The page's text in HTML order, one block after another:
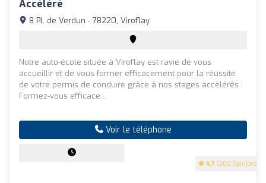
Accéléré
4.7 (200 Opinions)
8 Pl. de Verdun - 78220, Viroflay
Notre auto-école située à Viroflay est ravie de vous
accueillir et de vous former efficacement pour la réussite
de votre permis de conduire grâce à nos stages accélérés :
Formez-vous efficace...
Voir le téléphone